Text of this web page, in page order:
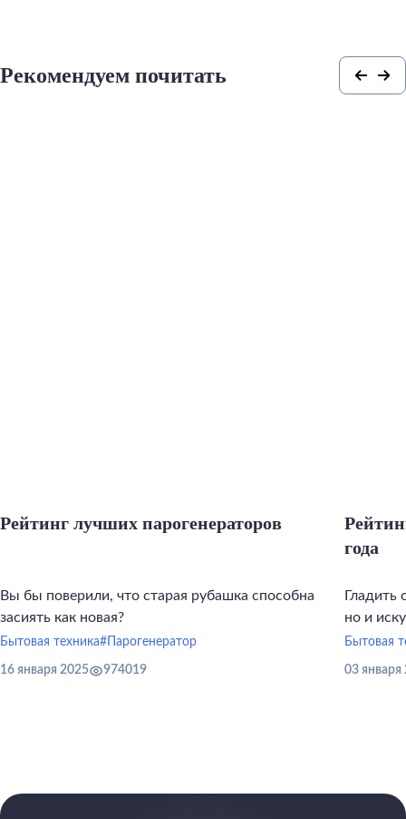
Рекомендуем почитать
Рейтинг лучших парогенераторов
Вы бы поверили, что старая рубашка способна
засиять как новая?
Бытовая техника#Парогенератор
16 января 2025 974019
года
Гладить
но и
Бытовая
03 января